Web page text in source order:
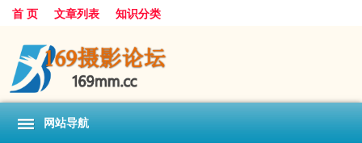
首 页 文章列表 知识分类
网站导航